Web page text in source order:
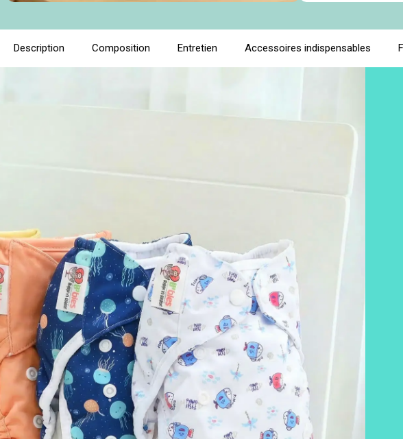
Description Composition Entretien Accessoires indispensables